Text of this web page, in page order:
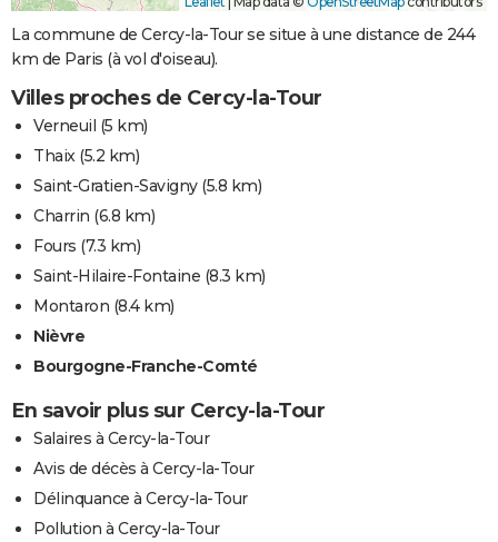
La commune de Cercy-la-Tour se situe à une distance de 244
km de Paris (à vol d'oiseau).
Villes proches de Cercy-la-Tour
Verneuil (5 km)
Thaix(5.2 km)
Saint-Gratien-Savigny(5.8 km)
Charrin (6.8 km)
Fours (7.3 km)
Saint-Hilaire-Fontaine (8.3 km)
Montaron (8.4 km)
Nièvre
Bourgogne-Franche-Comté
En savoir plus sur Cercy-la-Tour
Salaires à Cercy-la-Tour
Avis de décès à Cercy-la-Tour
Délinquance à Cercy-la-Tour
Pollution à Cercy-la-Tour